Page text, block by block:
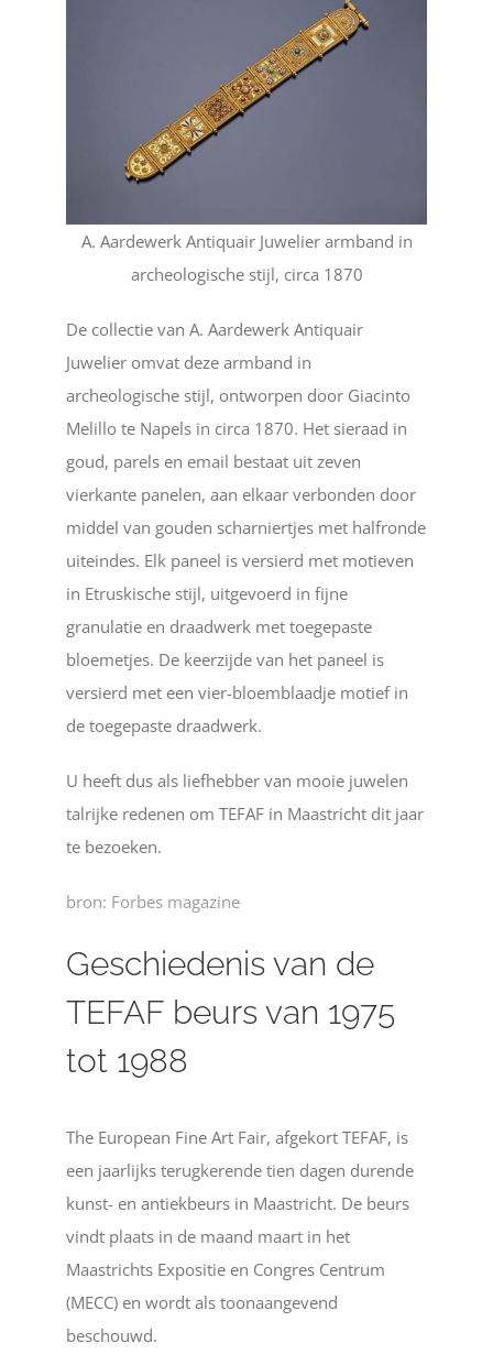
A. Aardewerk Antiquair Juwelier armband in
archeologische stijl, circa 1870
De collectie van A. Aardewerk Antiquair
Juwelier omvat deze armband in
archeologische stijl, ontworpen door Giacinto
Melillo te Napels in circa 1870. Het sieraad in
goud, parels en email bestaat uit zeven
vierkante panelen, aan elkaar verbonden door
middel van gouden scharniertjes met halfronde
uiteindes. Elk paneel is versierd met motieven
in Etruskische stijl, uitgevoerd in fijne
granulatie en draadwerk met toegepaste
bloemetjes. De keerzijde van het paneel is
versierd met een vier-bloemblaadje motief in
de toegepaste draadwerk.
U heeft dus als liefhebber van mooie juwelen
talrijke redenen om TEFAF in Maastricht dit jaar
te bezoeken.
bron: Forbes magazine
Geschiedenis van de
TEFAF beurs van 1975
tot 1988
The European Fine Art Fair, afgekort TEFAF, is
een jaarlijks terugkerende tien dagen durende
kunst- en antiekbeurs in Maastricht. De beurs
vindt plaats in de maand maart in het
Maastrichts Expositie en Congres Centrum
(MECC) en wordt als toonaangevend
beschouwd.